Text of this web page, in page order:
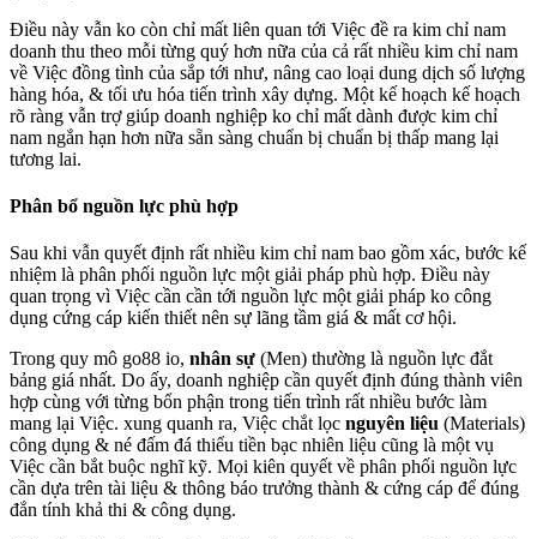
Điều này vẫn ko còn chỉ mất liên quan tới Việc đề ra kim chỉ nam
doanh thu theo mỗi từng quý hơn nữa của cả rất nhiều kim chỉ nam
về Việc đồng tình của sắp tới như, nâng cao loại dung dịch số lượng
hàng hóa, & tối ưu hóa tiến trình xây dựng. Một kế hoạch kế hoạch
rõ ràng vẫn trợ giúp doanh nghiệp ko chỉ mất dành được kim chỉ
nam ngắn hạn hơn nữa sẵn sàng chuẩn bị chuẩn bị thấp mang lại
tương lai.
Phân bổ nguồn lực phù hợp
Sau khi vẫn quyết định rất nhiều kim chỉ nam bao gồm xác, bước kế
nhiệm là phân phối nguồn lực một giải pháp phù hợp. Điều này
quan trọng vì Việc cần cần tới nguồn lực một giải pháp ko công
dụng cứng cáp kiến thiết nên sự lãng tầm giá & mất cơ hội.
Trong quy mô go88 io, nhân sự (Men) thường là nguồn lực đắt
bảng giá nhất. Do ấy, doanh nghiệp cần quyết định đúng thành viên
hợp cùng với từng bổn phận trong tiến trình rất nhiều bước làm
mang lại Việc. xung quanh ra, Việc chắt lọc nguyên liệu (Materials)
công dụng & né đấm đá thiểu tiền bạc nhiên liệu cũng là một vụ
Việc cần bắt buộc nghĩ kỹ. Mọi kiên quyết về phân phối nguồn lực
cần dựa trên tài liệu & thông báo trưởng thành & cứng cáp để đúng
đắn tính khả thi & công dụng.